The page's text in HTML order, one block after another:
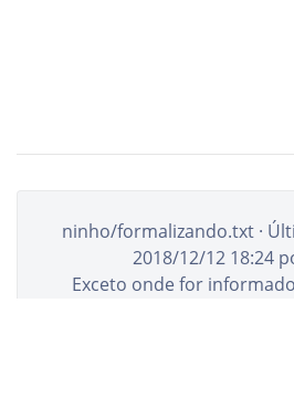
ninho/formalizando.txt ·
2018/12/12 18:24
Exceto onde for